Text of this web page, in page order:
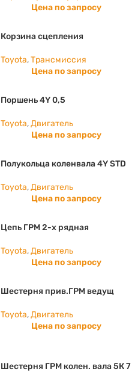
Цена по запросу
Корзина сцепления
Toyota,Трансмиссия
Цена по запросу
Поршень 4Y 0,5
Toyota,Двигатель
Цена по запросу
Полукольца коленвала 4Y STD
Toyota,Двигатель
Цена по запросу
Цепь ГРМ 2-х рядная
Toyota,Двигатель
Цена по запросу
Шестерня прив.ГРМ ведущ
Toyota,Двигатель
Цена по запросу
Шестерня ГРМ колен. вала 5К 7